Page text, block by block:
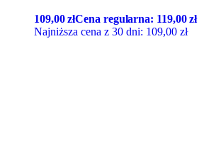
109,00złCena regularna: 119,00zł
Najniższa cena z 30 dni: 109,00 zł